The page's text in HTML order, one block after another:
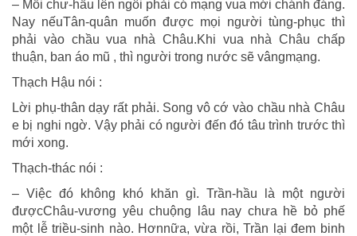
– Mỗi chư-hầu lên ngôi phải có mạng vua mới chánh đáng.
Nay nếuTân-quân muốn được mọi người tùng-phục thì
phải vào chầu vua nhà Châu.Khi vua nhà Châu chấp
thuận, ban áo mũ , thì người trong nước sẽ vângmạng.
Thạch Hậu nói :
Lời phụ-thân dạy rất phải. Song vô cớ vào chầu nhà Châu
e bị nghi ngờ. Vậy phải có người đến đó tâu trình trước thì
mới xong.
Thạch-thác nói :
– Việc đó không khó khăn gì. Trần-hầu là một người
đượcChâu-vương yêu chuộng lâu nay chưa hề bỏ phế
một lễ triều-sinh nào. Hơnnữa, vừa rồi, Trần lại đem binh